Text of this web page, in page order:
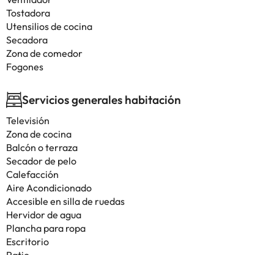
Tostadora
Utensilios de cocina
Secadora
Zona de comedor
Fogones
Servicios generales habitación
Televisión
Zona de cocina
Balcón o terraza
Secador de pelo
Calefacción
Aire Acondicionado
Accesible en silla de ruedas
Hervidor de agua
Plancha para ropa
Escritorio